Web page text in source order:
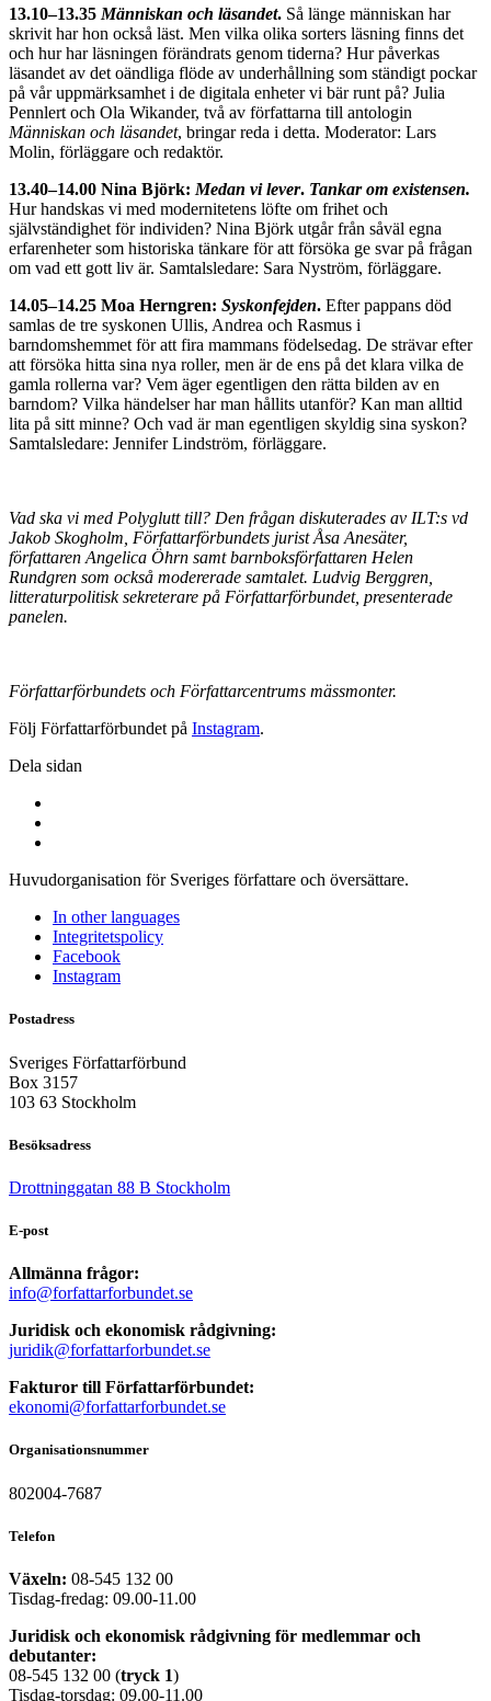
13.10–13.35 Människan och läsandet. Så länge människan har
skrivit har hon också läst. Men vilka olika sorters läsning finns det
och hur har läsningen förändrats genom tiderna? Hur påverkas
läsandet av det oändliga flöde av underhållning som ständigt pockar
på vår uppmärksamhet i de digitala enheter vi bär runt på? Julia
Pennlert och Ola Wikander, två av författarna till antologin
Människan och läsandet, bringar reda i detta. Moderator: Lars
Molin, förläggare och redaktör.
13.40–14.00 Nina Björk: Medan vi lever. Tankar om existensen.
Hur handskas vi med modernitetens löfte om frihet och
självständighet för individen? Nina Björk utgår från såväl egna
erfarenheter som historiska tänkare för att försöka ge svar på frågan
om vad ett gott liv är. Samtalsledare: Sara Nyström, förläggare.
14.05–14.25 Moa Herngren: Syskonfejden. Efter pappans död
samlas de tre syskonen Ullis, Andrea och Rasmus i
barndomshemmet för att fira mammans födelsedag. De strävar efter
att försöka hitta sina nya roller, men är de ens på det klara vilka de
gamla rollerna var? Vem äger egentligen den rätta bilden av en
barndom? Vilka händelser har man hållits utanför? Kan man alltid
lita på sitt minne? Och vad är man egentligen skyldig sina syskon?
Samtalsledare: Jennifer Lindström, förläggare.
Vad ska vi med Polyglutt till? Den frågan diskuterades av ILT:s vd
Jakob Skogholm, Författarförbundets jurist Åsa Anesäter,
författaren Angelica Öhrn samt barnboksförfattaren Helen
Rundgren som också modererade samtalet. Ludvig Berggren,
litteraturpolitisk sekreterare på Författarförbundet, presenterade
panelen.
Författarförbundets och Författarcentrums mässmonter.
Följ Författarförbundet på Instagram.
Dela sidan
Huvudorganisation för Sveriges författare och översättare.
In other languages
Integritetspolicy
Facebook
Instagram
Postadress
Sveriges Författarförbund
Box 3157
103 63 Stockholm
Besöksadress
Drottninggatan 88 B Stockholm
E-post
Allmänna frågor:
info@forfattarforbundet.se
Juridisk och ekonomisk rådgivning:
juridik@forfattarforbundet.se
Fakturor till Författarförbundet:
ekonomi@forfattarforbundet.se
Organisationsnummer
802004-7687
Telefon
Växeln: 08-545 132 00
Tisdag-fredag: 09.00-11.00
Juridisk och ekonomisk rådgivning för medlemmar och
debutanter:
08-545 132 00 (tryck 1)
Tisdag-torsdag: 09.00-11.00